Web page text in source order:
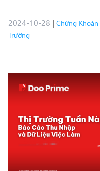
2024-10-28 | Chứng
Trường